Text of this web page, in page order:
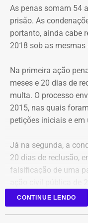
Cortes na
atingiram a cúpula
mostrando um
anterior. Foram
subsecretária
As penas somam 54
prisão. As
portanto, ainda cabe
2018 sob as mesmas
Na primeira ação
meses e 20 dias de
multa. O processo
2015, nas quais
petições iniciais e em
Já na segunda, a
20 dias de reclusão,
falsificação de uma
Nas decisões
CONTINUE LENDO